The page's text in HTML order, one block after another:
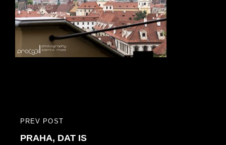
Bericht
navigatie
PREVIOUS
POST
PREV POST
PRAHA, DAT IS